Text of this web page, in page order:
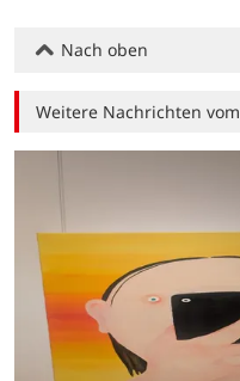
Nach oben
Weitere Nachrichten vom